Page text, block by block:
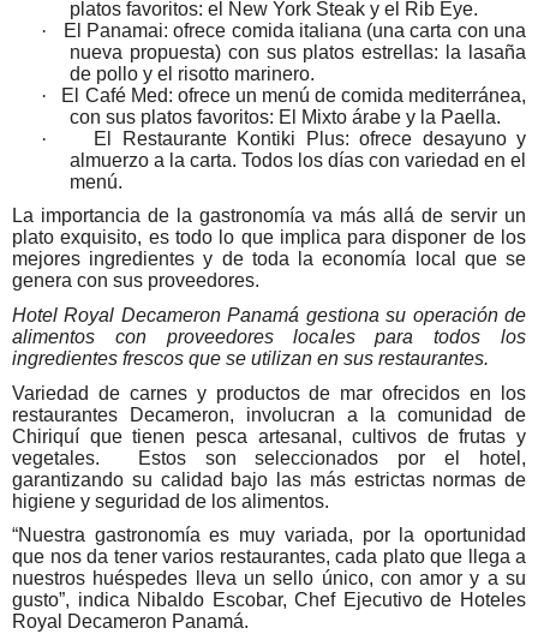
platos favoritos: el New York Steak y el Rib Eye.
·
El Panamai: ofrece comida italiana (una carta con una
nueva propuesta) con sus platos estrellas: la lasaña
de pollo y el risotto marinero.
·
El Café Med: ofrece un menú de comida mediterránea,
con sus platos favoritos: El Mixto árabe y la Paella.
·
El Restaurante Kontiki Plus: ofrece desayuno y
almuerzo a la carta. Todos los días con variedad en el
menú.
La importancia de la gastronomía va más allá de servir un
plato exquisito, es todo lo que implica para disponer de los
mejores ingredientes y de toda la economía local que se
genera con sus proveedores.
Hotel Royal Decameron Panamá gestiona su operación de
alimentos con proveedores locales para todos los
ingredientes frescos que se utilizan en sus restaurantes.
Variedad de carnes y productos de mar ofrecidos en los
restaurantes Decameron, involucran a la comunidad de
Chiriquí que tienen pesca artesanal, cultivos de frutas y
vegetales.
Estos son seleccionados por el hotel,
garantizando su calidad bajo las más estrictas normas de
higiene y seguridad de los alimentos.
“Nuestra gastronomía es muy variada, por la oportunidad
que nos da tener varios restaurantes, cada plato que llega a
nuestros huéspedes lleva un sello único, con amor y a su
gusto”, indica Nibaldo Escobar, Chef Ejecutivo de Hoteles
Royal Decameron Panamá.